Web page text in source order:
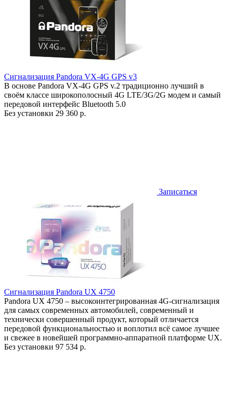
Сигнализация Pandora VX-4G GPS v3
В основе Pandora VX-4G GPS v.2 традиционно лучший в
своём классе широкополосный 4G LTE/3G/2G модем и самый
передовой интерфейс Bluetooth 5.0
Без установки 29 360 р.
Записаться
Сигнализация Pandora UX 4750
Pandora UX 4750 – высокоинтегрированная 4G-сигнализация
для самых современных автомобилей, современный и
технически совершенный продукт, который отличается
передовой функциональностью и воплотил всё самое лучшее
и свежее в новейшей программно-аппаратной платформе UX.
Без установки 97 534 р.